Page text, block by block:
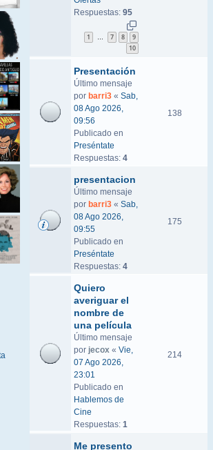
Respuestas: 95
1 7 8
9
10
Presentación
Último mensaje
por barri3 « Sab,
08 Ago 2026,
09:56
Publicado en
Preséntate
Respuestas: 4
138
presentacion
Último mensaje
por barri3 « Sab,
08 Ago 2026,
09:55
Publicado en
Preséntate
Respuestas: 4
175
Quiero
averiguar el
nombre de
una película
Último mensaje
por jecox « Vie,
07 Ago 2026,
23:01
Publicado en
Hablemos de
Cine
Respuestas: 1
214
Me presento